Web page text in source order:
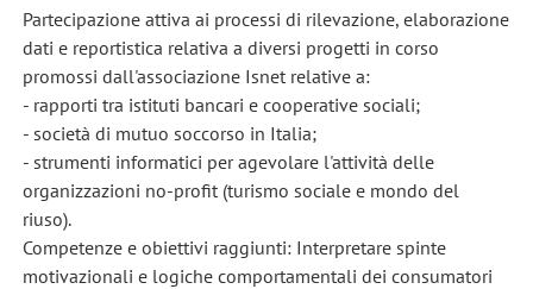
Partecipazione attiva ai processi di rilevazione, elaborazione
dati e reportistica relativa a diversi progetti in corso
promossi dall'associazione Isnet relative a:
- rapporti tra istituti bancari e cooperative sociali;
- società di mutuo soccorso in Italia;
- strumenti informatici per agevolare l'attività delle
organizzazioni no-profit (turismo sociale e mondo del
riuso).
Competenze e obiettivi raggiunti: Interpretare spinte
motivazionali e logiche comportamentali dei consumatori